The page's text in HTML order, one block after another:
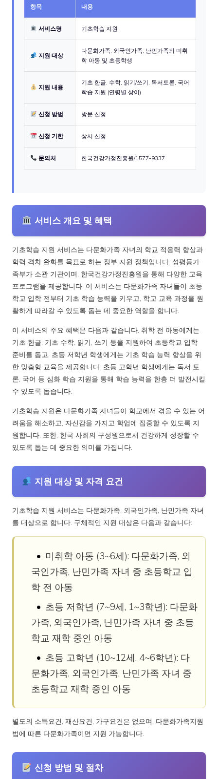
항목 내용
서비스명 기초학습 지원
지원 대상
다문화가족, 외국인가족, 난민가족의 미취
학 아동 및 초등학생
지원 내용
기초 한글, 수학, 읽기/쓰기, 독서토론, 국어
학습 지원 (연령별 상이)
신청 방법 방문 신청
신청 기한 상시 신청
문의처 한국건강가정진흥원/1577-9337
서비스 개요 및 혜택
기초학습 지원 서비스는 다문화가족 자녀의 학교 적응력 향상과
학력 격차 완화를 목표로 하는 정부 지원 정책입니다. 성평등가
족부가 소관 기관이며, 한국건강가정진흥원을 통해 다양한 교육
프로그램을 제공합니다. 이 서비스는 다문화가족 자녀들이 초등
학교 입학 전부터 기초 학습 능력을 키우고, 학교 교육 과정을 원
활하게 따라갈 수 있도록 돕는 데 중요한 역할을 합니다.
이 서비스의 주요 혜택은 다음과 같습니다. 취학 전 아동에게는
기초 한글, 기초 수학, 읽기, 쓰기 등을 지원하여 초등학교 입학
준비를 돕고, 초등 저학년 학생에게는 기초 학습 능력 향상을 위
한 맞춤형 교육을 제공합니다. 초등 고학년 학생에게는 독서 토
론, 국어 등 심화 학습 지원을 통해 학습 능력을 한층 더 발전시킬
수 있도록 돕습니다.
기초학습 지원은 다문화가족 자녀들이 학교에서 겪을 수 있는 어
려움을 해소하고, 자신감을 가지고 학업에 집중할 수 있도록 지
원합니다. 또한, 한국 사회의 구성원으로서 건강하게 성장할 수
있도록 돕는 데 중요한 의미를 가집니다.
지원 대상 및 자격 요건
기초학습 지원 서비스는 다문화가족, 외국인가족, 난민가족 자녀
를 대상으로 합니다. 구체적인 지원 대상은 다음과 같습니다:
미취학 아동 (3~6세): 다문화가족, 외
국인가족, 난민가족 자녀 중 초등학교 입
학 전 아동
초등 저학년 (7~9세, 1~3학년): 다문화
가족, 외국인가족, 난민가족 자녀 중 초등
학교 재학 중인 아동
초등 고학년 (10~12세, 4~6학년): 다
문화가족, 외국인가족, 난민가족 자녀 중
초등학교 재학 중인 아동
별도의 소득요건, 재산요건, 가구요건은 없으며, 다문화가족지원
법에 따른 다문화가족이면 지원 가능합니다.
신청 방법 및 절차